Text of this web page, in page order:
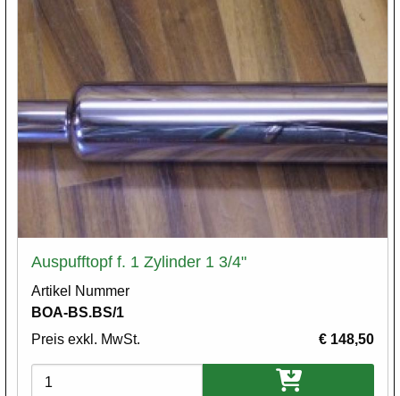
Auspufftopf f. 1 Zylinder 1 3/4"
Artikel Nummer
BOA-BS.BS/1
Preis exkl. MwSt.
€ 148,50
Varianten